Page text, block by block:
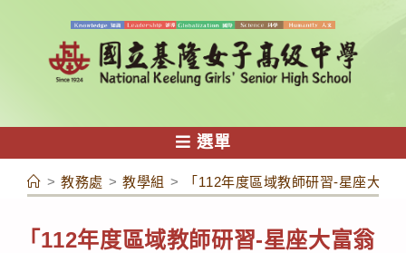
容
選單
> 教務處 > 教學組 > 「112年度區域教師研習-星座大富
「112年度區域教師研習-星座大富翁